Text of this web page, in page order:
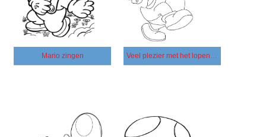
Mario zingen Veel plezier met het lopen van Yoshi